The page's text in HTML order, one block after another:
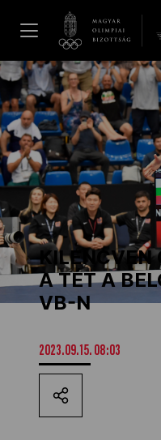
Hírek
Galéria
Dakar 2026
Los Angeles
Kettőskarrier-
KILENCVEN
A TÉT A
VB-N
2023.09.15. 08:03